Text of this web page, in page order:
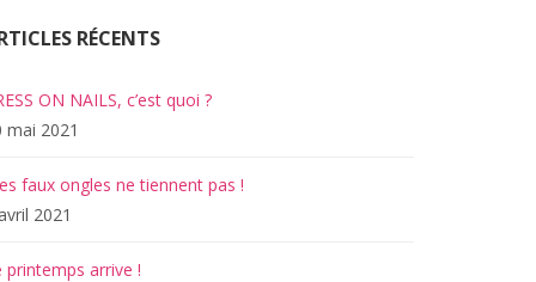
RÉCENTS
ON NAILS, c’est quoi ?
mai 2021
faux ongles ne tiennent pas !
2021
printemps arrive !